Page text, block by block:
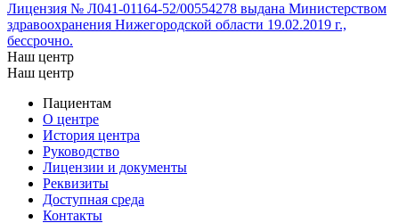
Лицензия № Л041-01164-52/00554278 выдана Министерством
здравоохранения Нижегородской области 19.02.2019 г.,
бессрочно.
Наш центр
Наш центр
Пациентам
О центре
История центра
Руководство
Лицензии и документы
Реквизиты
Доступная среда
Контакты